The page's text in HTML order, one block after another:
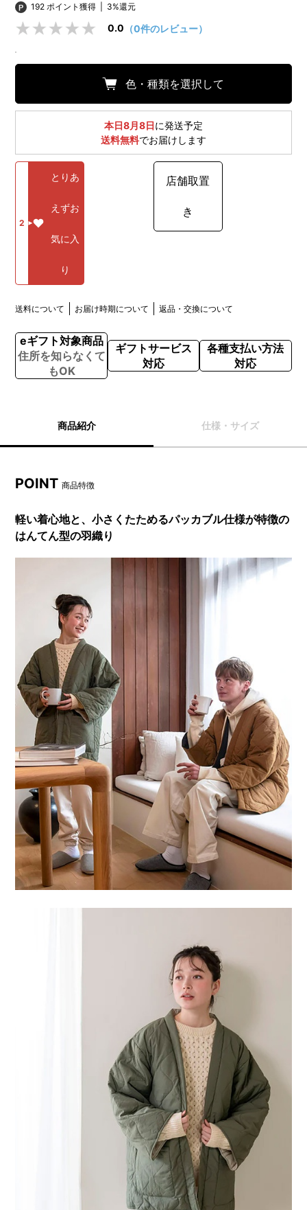
192 ポイント獲得
3%還元
0.0 （0件のレビュー）
色・種類を選択して
本日8月8日に発送予定
送料無料でお届けします
2
とりあ
えずお
気に入
り
店舗取置
き
送料について お届け時期について 返品・交換について
eギフト対象商品
住所を知らなくて
もOK
ギフトサービス
対応
各種支払い方法
対応
商品紹介 仕様・サイズ
POINT商品特徴
軽い着心地と、小さくたためるパッカブル仕様が特徴の
はんてん型の羽織り